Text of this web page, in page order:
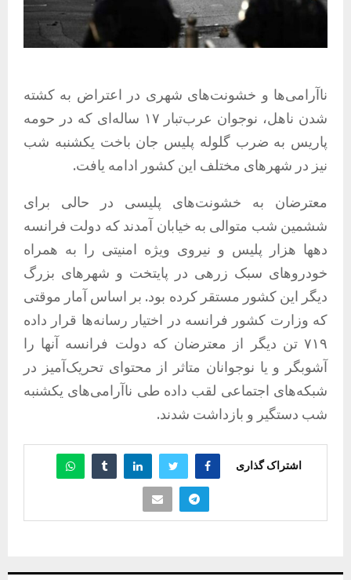
ناآرامی‌ها و خشونت‌های شهری در اعتراض به کشته
شدن ناهل،‌ نوجوان عرب‌تبار ۱۷ ساله‌ای که در حومه
پاریس به ضرب گلوله پلیس جان باخت یکشنبه شب
نیز در شهرهای مختلف این کشور ادامه یافت.
معترضان به خشونت‌های پلیسی در حالی برای
ششمین شب متوالی به خیابان آمدند که دولت فرانسه
دهها هزار پلیس و نیروی ویژه امنیتی را به همراه
خودروهای سبک زرهی در پایتخت و شهرهای بزرگ
دیگر این کشور مستقر کرده بود. بر اساس آمار موقتی
که وزارت کشور فرانسه در اختیار رسانه‌ها قرار داده
۷۱۹ تن دیگر از معترضان که دولت فرانسه آنها را
آشو‌بگر و یا نوجوانان متاثر از محتوای تحریک‌آمیز در
شبکه‌های اجتماعی لقب داده طی ناآرامی‌های یکشنبه
شب دستگیر و بازداشت شدند.
اشتراک گذاری